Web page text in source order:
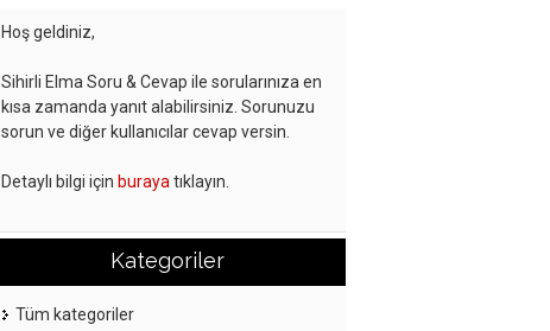
Hoş geldiniz,
Sihirli Elma Soru & Cevap ile sorularınıza en
kısa zamanda yanıt alabilirsiniz. Sorunuzu
sorun ve diğer kullanıcılar cevap versin.
Detaylı bilgi için buraya tıklayın.
Kategoriler
Tüm kategoriler